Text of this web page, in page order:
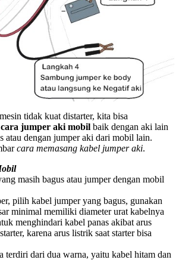
tidak kuat distarter, kita bisa
cara jumper aki mobil baik dengan aki lain
atau dengan jumper aki dari mobil lain.
cara memasang kabel jumper aki.
masih bagus atau jumper dengan mobil
pilih kabel jumper yang bagus, gunakan
minimal memiliki diameter urat kabelnya
menghindari kabel panas akibat arus
karena arus listrik saat starter bisa
terdiri dari dua warna, yaitu kabel hitam dan